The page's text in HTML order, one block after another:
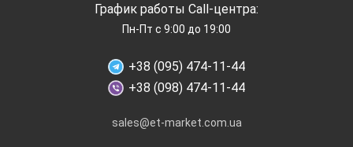
График работы Call-центра:
Пн-Пт с 9:00 до 19:00
+38 (095) 474-11-44
+38 (098) 474-11-44
sales@et-market.com.ua